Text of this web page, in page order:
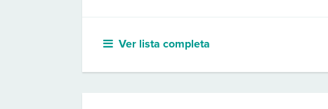
Ver lista completa